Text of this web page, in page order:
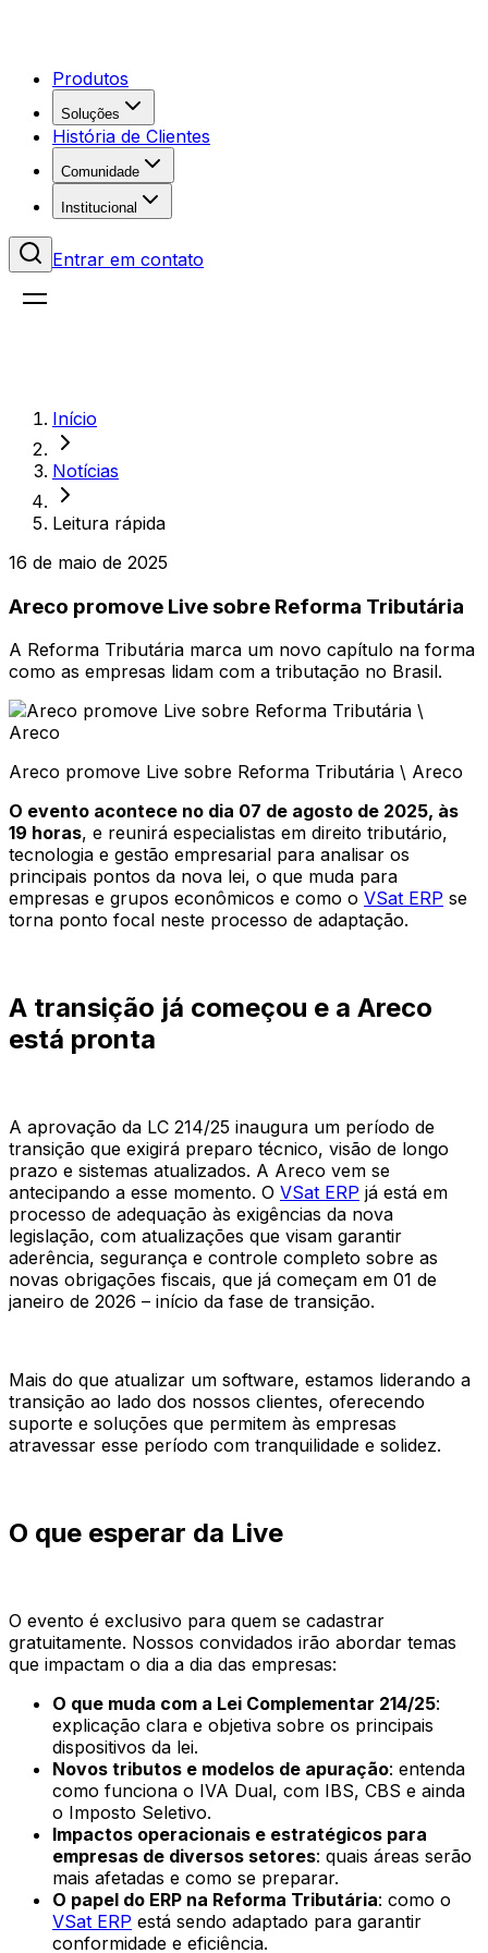
Produtos
Soluções
História de Clientes
Comunidade
Institucional
Entrar em contato
Início
Notícias
Leitura rápida
16 de maio de 2025
Areco promove Live sobre Reforma Tributária
A Reforma Tributária marca um novo capítulo na forma
como as empresas lidam com a tributação no Brasil.
Areco promove Live sobre Reforma Tributária \ Areco
O evento acontece no dia 07 de agosto de 2025, às
19 horas, e reunirá especialistas em direito tributário,
tecnologia e gestão empresarial para analisar os
principais pontos da nova lei, o que muda para
empresas e grupos econômicos e como o VSat ERP se
torna ponto focal neste processo de adaptação.
A transição já começou e a Areco
está pronta
A aprovação da LC 214/25 inaugura um período de
transição que exigirá preparo técnico, visão de longo
prazo e sistemas atualizados. A Areco vem se
antecipando a esse momento. O VSat ERP já está em
processo de adequação às exigências da nova
legislação, com atualizações que visam garantir
aderência, segurança e controle completo sobre as
novas obrigações fiscais, que já começam em 01 de
janeiro de 2026 – início da fase de transição.
Mais do que atualizar um software, estamos liderando a
transição ao lado dos nossos clientes, oferecendo
suporte e soluções que permitem às empresas
atravessar esse período com tranquilidade e solidez.
O que esperar da Live
O evento é exclusivo para quem se cadastrar
gratuitamente. Nossos convidados irão abordar temas
que impactam o dia a dia das empresas:
O que muda com a Lei Complementar 214/25:
explicação clara e objetiva sobre os principais
dispositivos da lei.
Novos tributos e modelos de apuração: entenda
como funciona o IVA Dual, com IBS, CBS e ainda
o Imposto Seletivo.
Impactos operacionais e estratégicos para
empresas de diversos setores: quais áreas serão
mais afetadas e como se preparar.
O papel do ERP na Reforma Tributária: como o
VSat ERP está sendo adaptado para garantir
conformidade e eficiência.